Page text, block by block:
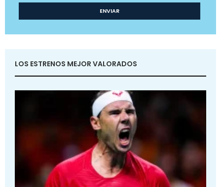
LOS ESTRENOS MEJOR VALORADOS